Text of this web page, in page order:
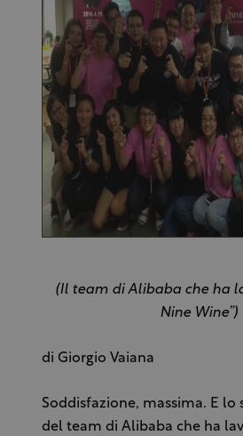
(Il team di Alibaba che ha
Nine Wine”)
di Giorgio Vaiana
Soddisfazione, massima. E lo
del team di Alibaba che ha